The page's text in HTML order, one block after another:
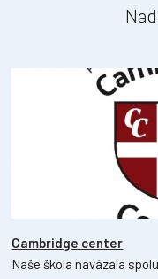
Cambridge center
Naše škola navázala